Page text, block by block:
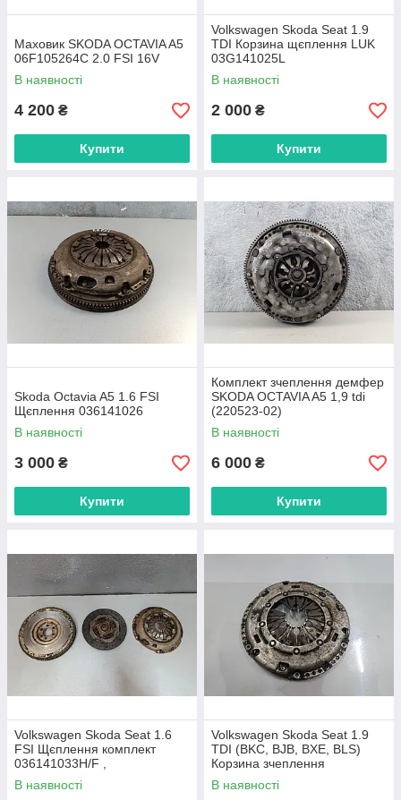
Маховик SKODA OCTAVIA A5
06F105264C 2.0 FSI 16V
В наявності
4 200 ₴
Купити
Volkswagen Skoda Seat 1.9
TDI Корзина щєплення LUK
03G141025L
В наявності
2 000 ₴
Купити
Skoda Octavia A5 1.6 FSI
Щєплення 036141026
В наявності
3 000 ₴
Купити
Комплект зчеплення демфер
SKODA OCTAVIA A5 1,9 tdi
(220523-02)
В наявності
6 000 ₴
Купити
Volkswagen Skoda Seat 1.6
FSI Щєплення комплект
036141033H/F ,
R030105271D , 036141026G
В наявності
Volkswagen Skoda Seat 1.9
TDI (BKC, BJB, BXE, BLS)
Корзина зчеплення
В наявності